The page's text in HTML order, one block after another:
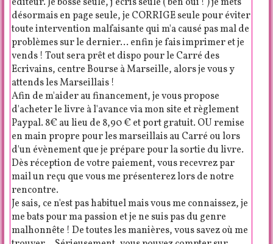
désormais en page seule, je CORRIGE seule pour éviter
toute intervention malfaisante qui m'a causé pas mal de
problèmes sur le dernier... enfin je fais imprimer et je
vends ! Tout sera prêt et dispo pour le Carré des
Ecrivains, centre Bourse à Marseille, alors je vous y
attends les Marseillais !
Afin de m'aider au financement, je vous propose
d'acheter le livre à l'avance via mon site et règlement
Paypal. 8€ au lieu de 8,90 € et port gratuit. OU remise
en main propre pour les marseillais au Carré ou lors
d'un évènement que je prépare pour la sortie du livre.
Dès réception de votre paiement, vous recevrez par
mail un reçu que vous me présenterez lors de notre
rencontre.
Je sais, ce n'est pas habituel mais vous me connaissez, je
me bats pour ma passion et je ne suis pas du genre
malhonnête ! De toutes les manières, vous savez où me